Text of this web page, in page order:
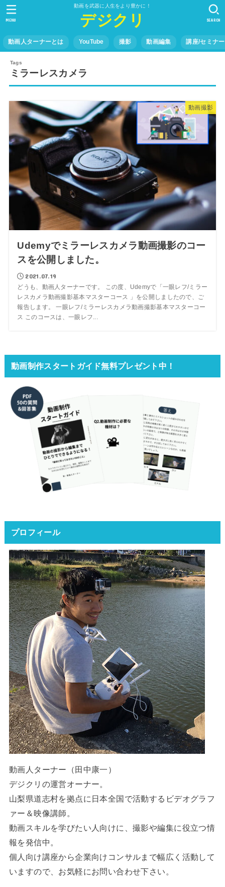
動画を武器に人生をより豊かに！
デジクリ
動画人ターナーとは YouTube 撮影 動画編集 講座/セミナー
SEARCH
MENU
ミラーレスカメラ
動画撮影
Udemyでミラーレスカメラ動画撮影のコー
スを公開しました。
2021.07.19
どうも、動画人ターナーです。 この度、Udemyで「一眼レフ/ミラー
レスカメラ動画撮影基本マスターコース 」を公開しましたので、ご
報告します。 一眼レフ/ミラーレスカメラ動画撮影基本マスターコー
ス このコースは、一眼レフ...
動画制作スタートガイド無料プレゼント中！
プロフィール
動画人ターナー（田中康一）
デジクリの運営オーナー。
山梨県道志村を拠点に日本全国で活動するビデオグラフ
ァー＆映像講師。
動画スキルを学びたい人向けに、撮影や編集に役立つ情
報を発信中。
個人向け講座から企業向けコンサルまで幅広く活動して
いますので、お気軽にお問い合わせ下さい。